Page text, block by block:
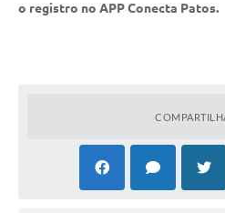
o registro no APP Conecta Patos.